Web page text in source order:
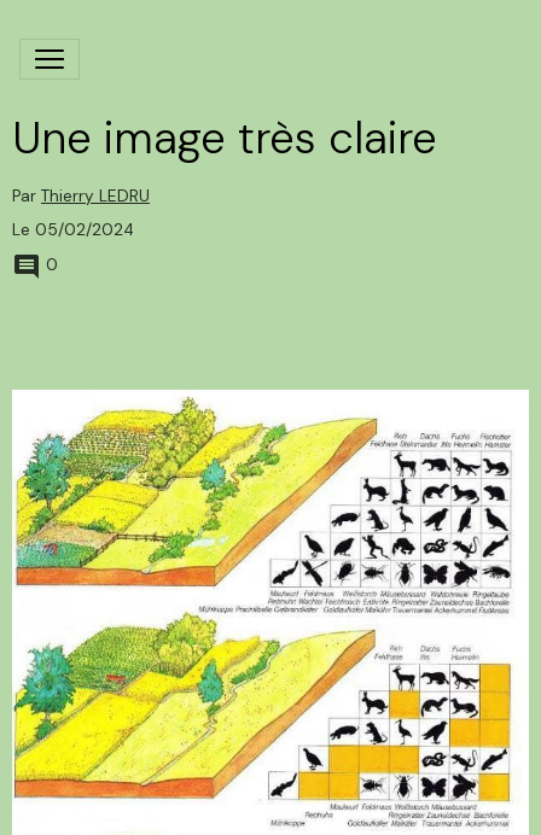
Une image très claire
Par Thierry LEDRU
Le 05/02/2024
0